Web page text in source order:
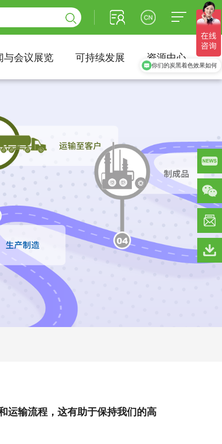
与会议展览 可持续发展 资源中心
运输流程，这有助于保持我们的高
你们的炭黑着色效果如何